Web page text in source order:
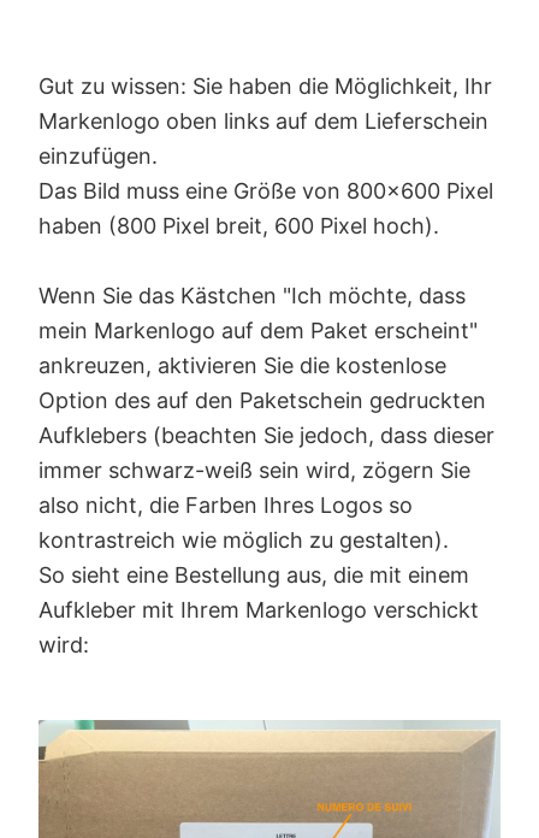
Gut zu wissen: Sie haben die Möglichkeit, Ihr
Markenlogo oben links auf dem Lieferschein
einzufügen.
Das Bild muss eine Größe von 800x600 Pixel
haben (800 Pixel breit, 600 Pixel hoch).
Wenn Sie das Kästchen "Ich möchte, dass
mein Markenlogo auf dem Paket erscheint"
ankreuzen, aktivieren Sie die kostenlose
Option des auf den Paketschein gedruckten
Aufklebers (beachten Sie jedoch, dass dieser
immer schwarz-weiß sein wird, zögern Sie
also nicht, die Farben Ihres Logos so
kontrastreich wie möglich zu gestalten).
So sieht eine Bestellung aus, die mit einem
Aufkleber mit Ihrem Markenlogo verschickt
wird: